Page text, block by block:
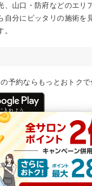
、山口・防府などのエリ
自分にピッタリの施術を
予約ならもっとおトクで
せ ヘルプ リリ
載ご希望のサロン様
方針 楽天のサービス
Rakuten Group, Inc.